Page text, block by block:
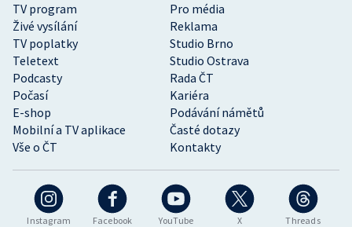
Instagram Facebook YouTube X Threads
TV program
Pro média
Živé vysílání
Reklama
TV poplatky
Studio Brno
Teletext
Studio Ostrava
Podcasty
Rada ČT
Počasí
Kariéra
E-shop
Podávání námětů
Mobilní a TV aplikace
Časté dotazy
Vše o ČT
Kontakty